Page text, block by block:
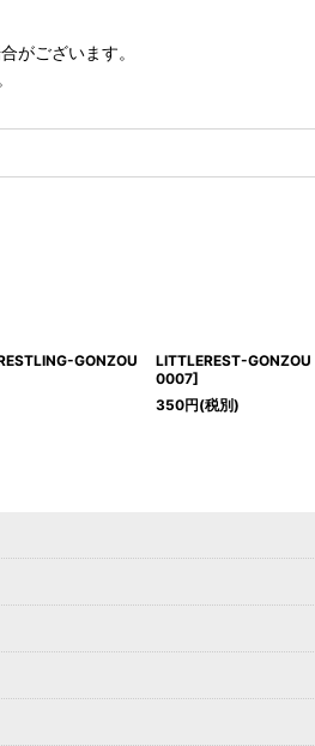
がございます。
GONZOU
LITTLEREST-GONZOU
0007]
350円(税別)